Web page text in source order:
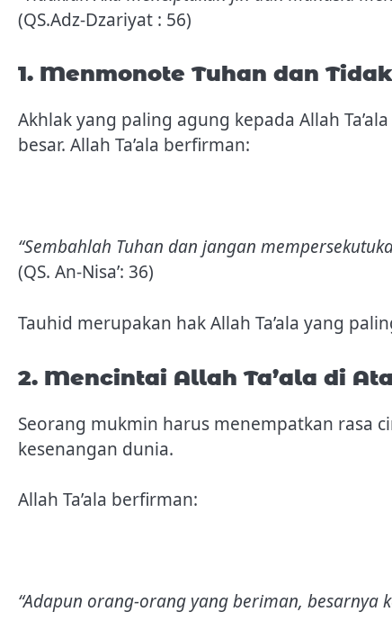
(QS.Adz-Dzariyat : 56)
1. Menmonote Tuhan dan
Akhlak yang paling agung kepada Allah
besar. Allah Ta’ala berfirman:
“Sembahlah Tuhan dan jangan
(QS. An-Nisa’: 36)
Tauhid merupakan hak Allah Ta’ala yang
2. Mencintai Allah Ta’ala di
Seorang mukmin harus menempatkan rasa
kesenangan dunia.
Allah Ta’ala berfirman:
“Adapun orang-orang yang beriman, besarnya